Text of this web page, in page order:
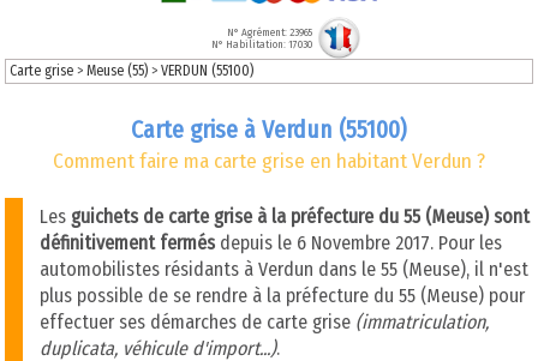
N° Agrément: 23965
N° Habilitation: 17030
Carte grise >Meuse (55)>VERDUN (55100)
Carte grise à Verdun (55100)
Comment faire ma carte grise en habitant Verdun ?
Les guichets de carte grise à la préfecture du 55 (Meuse) sont
définitivement fermésdepuis le 6 Novembre 2017. Pour les
automobilistes résidants à Verdun dans le 55 (Meuse), il n'est
plus possible de se rendre à la préfecture du 55 (Meuse) pour
effectuer ses démarches de carte grise (immatriculation,
duplicata, véhicule d'import...).